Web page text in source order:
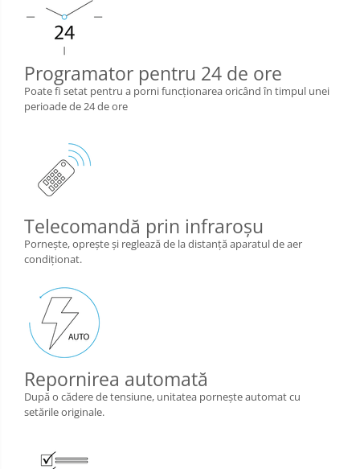
Programator pentru 24 de ore
Poate fi setat pentru a porni funcţionarea oricând în timpul unei
perioade de 24 de ore
Telecomandă prin infraroşu
Porneşte, opreşte şi reglează de la distanţă aparatul de aer
condiţionat.
Repornirea automată
După o cădere de tensiune, unitatea porneşte automat cu
setările originale.